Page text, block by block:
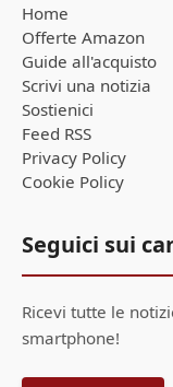
Home
Offerte Amazon
Guide all'acquisto
Scrivi una notizia
Sostienici
Feed RSS
Privacy Policy
Cookie Policy
Seguici sui
Ricevi tutte le
smartphone!